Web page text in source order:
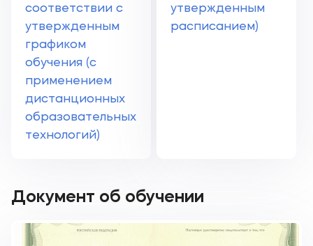
соответствии с
утвержденным
графиком
обучения (с
применением
дистанционных
образовательных
технологий)
утвержденным
расписанием)
Документ об обучении